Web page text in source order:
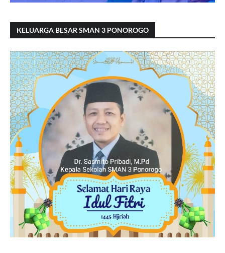
KELUARGA BESAR SMAN 3 PONOROGO